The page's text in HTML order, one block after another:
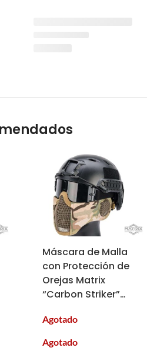
Máscara de Malla
con Protección de
Orejas Matrix
“Carbon Striker”
Agotado
Agotado